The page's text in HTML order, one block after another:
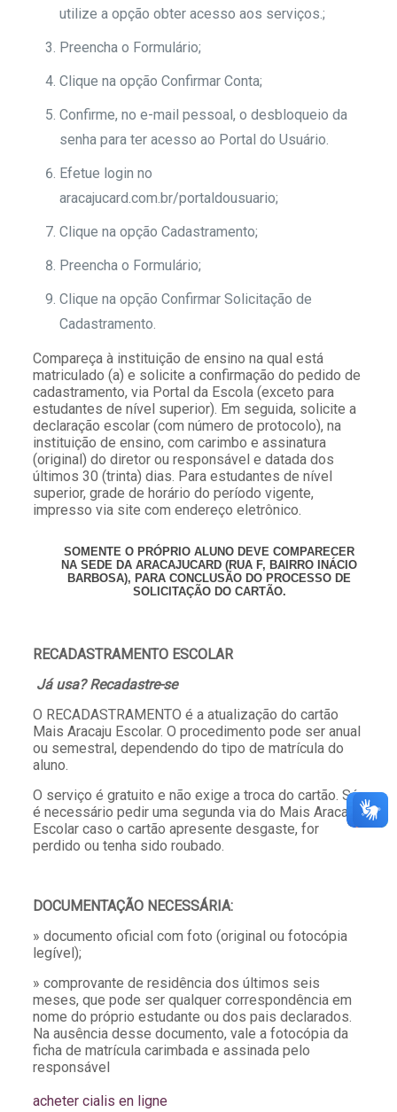
utilize a opção obter acesso aos serviços.;
Preencha o Formulário;
Clique na opção Confirmar Conta;
Confirme, no e-mail pessoal, o desbloqueio da
senha para ter acesso ao Portal do Usuário.
Efetue login no
aracajucard.com.br/portaldousuario;
Clique na opção Cadastramento;
Preencha o Formulário;
Clique na opção Confirmar Solicitação de
Cadastramento.
Compareça à instituição de ensino na qual está
matriculado (a) e solicite a confirmação do pedido de
cadastramento, via Portal da Escola (exceto para
estudantes de nível superior). Em seguida, solicite a
declaração escolar (com número de protocolo), na
instituição de ensino, com carimbo e assinatura
(original) do diretor ou responsável e datada dos
últimos 30 (trinta) dias. Para estudantes de nível
superior, grade de horário do período vigente,
impresso via site com endereço eletrônico.
SOMENTE O PRÓPRIO ALUNO DEVE COMPARECER
NA SEDE DA ARACAJUCARD (RUA F, BAIRRO INÁCIO
BARBOSA), PARA CONCLUSÃO DO PROCESSO DE
SOLICITAÇÃO DO CARTÃO.
RECADASTRAMENTO ESCOLAR
Já usa? Recadastre-se
O RECADASTRAMENTO é a atualização do cartão
Mais Aracaju Escolar. O procedimento pode ser anual
ou semestral, dependendo do tipo de matrícula do
aluno.
O serviço é gratuito e não exige a troca do cartão. Só
é necessário pedir uma segunda via do Mais Aracaju
Escolar caso o cartão apresente desgaste, for
perdido ou tenha sido roubado.
DOCUMENTAÇÃO NECESSÁRIA:
» documento oficial com foto (original ou fotocópia
legível);
» comprovante de residência dos últimos seis
meses, que pode ser qualquer correspondência em
nome do próprio estudante ou dos pais declarados.
Na ausência desse documento, vale a fotocópia da
ficha de matrícula carimbada e assinada pelo
responsável
acheter cialis en ligne